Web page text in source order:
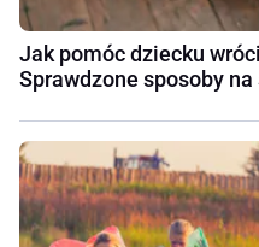
Jak pomóc dziecku
Sprawdzone sposoby